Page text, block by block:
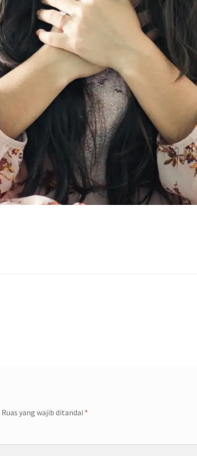
Ruas yang wajib ditandai *